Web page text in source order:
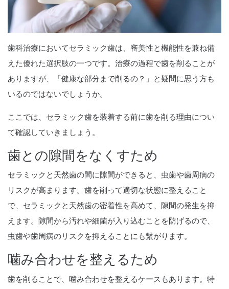
歯科治療においてセラミック歯は、審美性と機能性を兼ね備
えた優れた選択肢の一つです。治療の過程で歯を削ることが
ありますが、「健康な部分まで削るの？」と疑問に思う方も
いるのではないでしょうか。
ここでは、セラミック歯を装着する前に歯を削る理由につい
て確認していきましょう。
歯との隙間をなくすため
セラミックと天然歯の間に隙間ができると、虫歯や歯周病の
リスクが高まります。歯を削って適切な状態に整えること
で、セラミックと天然歯の密着性を高めて、隙間の発生を抑
えます。隙間から汚れや細菌が入り込むことを防げるので、
虫歯や歯周病のリスクを抑えることにも繋がります。
噛み合わせを整えるため
歯を削ることで、噛み合わせを整えるケースもあります。特